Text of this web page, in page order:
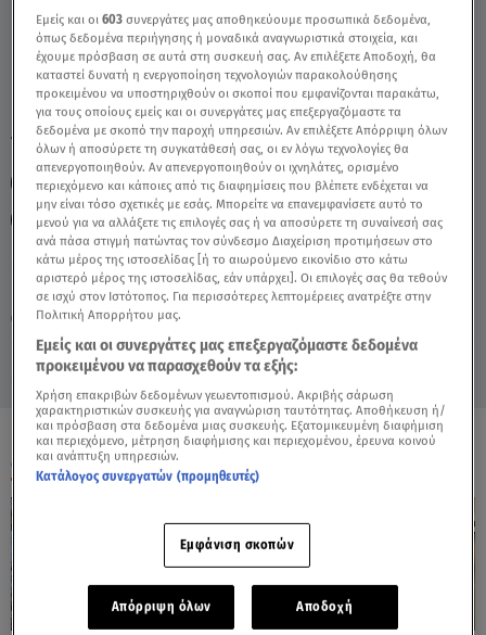
Κυριακή 9 Αυγούστου 2026
24.03.22, 18:15 ΕΛΛΑΔΑ
TAGS: ΓΡΗΓΟΡΗΣ ΛΕΩΝ ΠΑΤΡΑ ΠΑΤΡΑ ΤΡΑΓΩΔΙΑ,
ΑΛΗΘΕΙΕΣ ΜΕ ΤΗ ΖΗΝΑ ΠΑΤΡΑ ΠΑΙΔΙΑ
ΜΗΤΕΡΑ ΠΑΤΡΑ
ΤΖΩΡΤΖΙΝΑ
ΟΛΑ ΤΑ ΒΙΝΤΕΟ
Εμείς και οι603 συνεργάτες μας αποθηκεύουμε προσωπικά δεδομένα,
όπως δεδομένα περιήγησης ή μοναδικά αναγνωριστικά στοιχεία, και
έχουμε πρόσβαση σε αυτά στη συσκευή σας. Αν επιλέξετε Αποδοχή, θα
καταστεί δυνατή η ενεργοποίηση τεχνολογιών παρακολούθησης
προκειμένου να υποστηριχθούν οι σκοποί που εμφανίζονται παρακάτω,
για τους οποίους εμείς και οι συνεργάτες μας επεξεργαζόμαστε τα
δεδομένα με σκοπό την παροχή υπηρεσιών. Αν επιλέξετε Απόρριψη όλων
όλων ή αποσύρετε τη συγκατάθεσή σας, οι εν λόγω τεχνολογίες θα
απενεργοποιηθούν. Αν απενεργοποιηθούν οι ιχνηλάτες, ορισμένο
περιεχόμενο και κάποιες από τις διαφημίσεις που βλέπετε ενδέχεται να
μην είναι τόσο σχετικές με εσάς. Μπορείτε να επανεμφανίσετε αυτό το
μενού για να αλλάξετε τις επιλογές σας ή να αποσύρετε τη συναίνεσή σας
ανά πάσα στιγμή πατώντας τον σύνδεσμο Διαχείριση προτιμήσεων στο
κάτω μέρος της ιστοσελίδας [ή το αιωρούμενο εικονίδιο στο κάτω
αριστερό μέρος της ιστοσελίδας, εάν υπάρχει]. Οι επιλογές σας θα τεθούν
σε ισχύ στον Ιστότοπος. Για περισσότερες λεπτομέρειες ανατρέξτε στην
Πολιτική Απορρήτου μας.
Εμείς και οι συνεργάτες μας επεξεργαζόμαστε δεδομένα
προκειμένου να παρασχεθούν τα εξής:
Χρήση επακριβών δεδομένων γεωεντοπισμού. Ακριβής σάρωση
χαρακτηριστικών συσκευής για αναγνώριση ταυτότητας. Αποθήκευση ή/
και πρόσβαση στα δεδομένα μιας συσκευής. Εξατομικευμένη διαφήμιση
και περιεχόμενο, μέτρηση διαφήμισης και περιεχομένου, έρευνα κοινού
και ανάπτυξη υπηρεσιών.
Κατάλογος συνεργατών (προμηθευτές)
Εμφάνιση σκοπών
Απόρριψη όλων Αποδοχή